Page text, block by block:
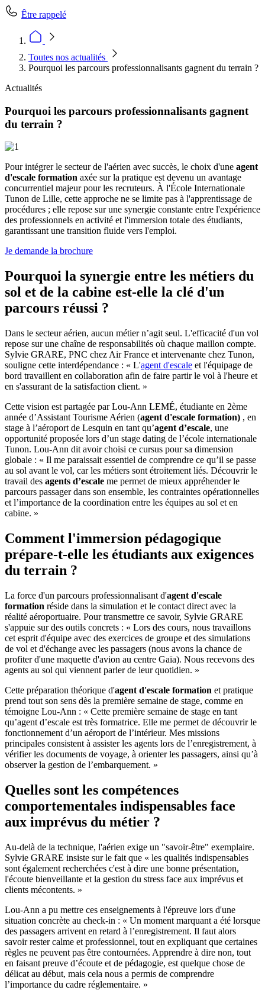
Être rappelé
Toutes nos actualités
Pourquoi les parcours professionnalisants gagnent du terrain ?
Actualités
Pourquoi les parcours professionnalisants gagnent
du terrain ?
Pour intégrer le secteur de l'aérien avec succès, le choix d'une agent
d'escale formation axée sur la pratique est devenu un avantage
concurrentiel majeur pour les recruteurs. À l'École Internationale
Tunon de Lille, cette approche ne se limite pas à l'apprentissage de
procédures ; elle repose sur une synergie constante entre l'expérience
des professionnels en activité et l'immersion totale des étudiants,
garantissant une transition fluide vers l'emploi.
Je demande la brochure
Pourquoi la synergie entre les métiers du
sol et de la cabine est-elle la clé d'un
parcours réussi ?
Dans le secteur aérien, aucun métier n’agit seul. L'efficacité d'un vol
repose sur une chaîne de responsabilités où chaque maillon compte.
Sylvie GRARE, PNC chez Air France et intervenante chez Tunon,
souligne cette interdépendance : « L'agent d'escale et l'équipage de
bord travaillent en collaboration afin de faire partir le vol à l'heure et
en s'assurant de la satisfaction client. »
Cette vision est partagée par Lou-Ann LEMÉ, étudiante en 2ème
année d’Assistant Tourisme Aérien (agent d'escale formation) , en
stage à l’aéroport de Lesquin en tant qu’agent d’escale, une
opportunité proposée lors d’un stage dating de l’école internationale
Tunon. Lou-Ann dit avoir choisi ce cursus pour sa dimension
globale : « Il me paraissait essentiel de comprendre ce qu’il se passe
au sol avant le vol, car les métiers sont étroitement liés. Découvrir le
travail des agents d’escale me permet de mieux appréhender le
parcours passager dans son ensemble, les contraintes opérationnelles
et l’importance de la coordination entre les équipes au sol et en
cabine. »
Comment l'immersion pédagogique
prépare-t-elle les étudiants aux exigences
du terrain ?
La force d'un parcours professionnalisant d'agent d'escale
formation réside dans la simulation et le contact direct avec la
réalité aéroportuaire. Pour transmettre ce savoir, Sylvie GRARE
s'appuie sur des outils concrets : « Lors des cours, nous travaillons
cet esprit d'équipe avec des exercices de groupe et des simulations
de vol et d'échange avec les passagers (nous avons la chance de
profiter d'une maquette d'avion au centre Gaïa). Nous recevons des
agents au sol qui viennent parler de leur quotidien. »
Cette préparation théorique d'agent d'escale formation et pratique
prend tout son sens dès la première semaine de stage, comme en
témoigne Lou-Ann : « Cette première semaine de stage en tant
qu’agent d’escale est très formatrice. Elle me permet de découvrir le
fonctionnement d’un aéroport de l’intérieur. Mes missions
principales consistent à assister les agents lors de l’enregistrement, à
vérifier les documents de voyage, à orienter les passagers, ainsi qu’à
observer la gestion de l’embarquement. »
Quelles sont les compétences
comportementales indispensables face
aux imprévus du métier ?
Au-delà de la technique, l'aérien exige un "savoir-être" exemplaire.
Sylvie GRARE insiste sur le fait que « les qualités indispensables
sont également recherchées c'est à dire une bonne présentation,
l'écoute bienveillante et la gestion du stress face aux imprévus et
clients mécontents. »
Lou-Ann a pu mettre ces enseignements à l'épreuve lors d'une
situation concrète au check-in : « Un moment marquant a été lorsque
des passagers arrivent en retard à l’enregistrement. Il faut alors
savoir rester calme et professionnel, tout en expliquant que certaines
règles ne peuvent pas être contournées. Apprendre à dire non, tout
en faisant preuve d’écoute et de pédagogie, est quelque chose de
délicat au début, mais cela nous a permis de comprendre
l’importance du cadre réglementaire. »